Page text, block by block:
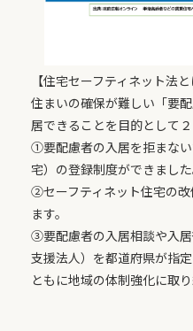
【住宅セーフティネット法と
住まいの確保が難しい「要
居できることを目的として
①要配慮者の入居を拒まな
宅）の登録制度ができました
②セーフティネット住宅の
ます。
③要配慮者の入居相談や入
支援法人）を都道府県が指
ともに地域の体制強化に取り